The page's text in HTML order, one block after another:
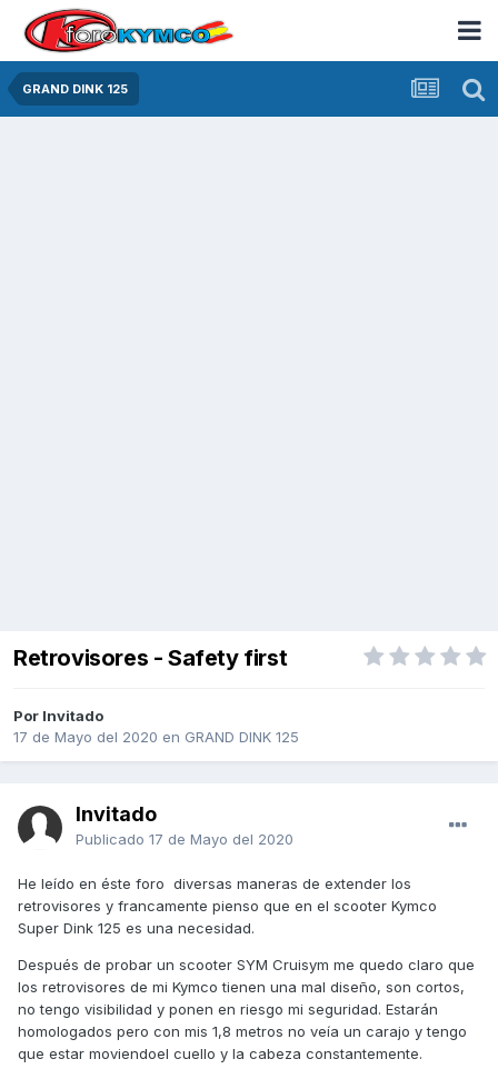
GRAND DINK 125
Retrovisores - Safety first
Por Invitado
17 de Mayo del 2020 en GRAND DINK 125
Invitado
Publicado 17 de Mayo del 2020
He leído en éste foro diversas maneras de extender los
retrovisores y francamente pienso que en el scooter Kymco
Super Dink 125 es una necesidad.
Después de probar un scooter SYM Cruisym me quedo claro que
los retrovisores de mi Kymco tienen una mal diseño, son cortos,
no tengo visibilidad y ponen en riesgo mi seguridad. Estarán
homologados pero con mis 1,8 metros no veía un carajo y tengo
que estar moviendoel cuello y la cabeza constantemente.